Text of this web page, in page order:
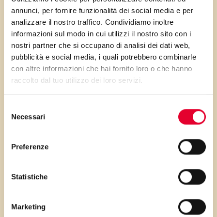
annunci, per fornire funzionalità dei social media e per
analizzare il nostro traffico. Condividiamo inoltre
informazioni sul modo in cui utilizzi il nostro sito con i
nostri partner che si occupano di analisi dei dati web,
pubblicità e social media, i quali potrebbero combinarle
con altre informazioni che hai fornito loro o che hanno
raccolto dal tuo utilizzo dei loro servizi.
delNecessari
Preferenze
Statistiche
Marketing
preparazione. Potete farcila
come preferite, con
marmellata o crema al
cioccolato.
PRIMA GLI
INGREDIENTI
...poi clicca sui numeri a lato per scorrere
i passaggi della ricetta.